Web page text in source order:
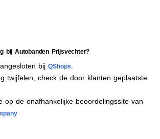
bij Autobanden Prijsvechter?
bij QShops
twijfelen, check de door klanten geplaatste
op de onafhankelijke beoordelingssite van